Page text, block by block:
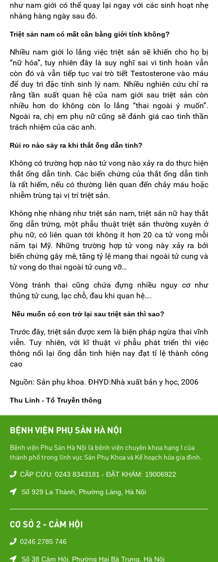
như nam giới có thể quay lại ngay với các sinh hoạt nhẹ
nhàng hàng ngày sau đó.
Triệt sản nam có mất cân bằng giới tính không?
Nhiều nam giới lo lắng việc triệt sản sẽ khiến cho họ bị
“nữ hóa”, tuy nhiên đây là suy nghĩ sai vì tinh hoàn vẫn
còn đó và vẫn tiếp tục vai trò tiết Testosterone vào máu
để duy trì đặc tính sinh lý nam. Nhiều nghiên cứu chỉ ra
rằng tần suất quan hệ của nam giới sau triệt sản còn
nhiều hơn do không còn lo lắng “thai ngoài ý muốn”.
Ngoài ra, chị em phụ nữ cũng sẽ đánh giá cao tinh thần
trách nhiệm của các anh.
Rủi ro nào sảy ra khi thắt ống dẫn tinh?
Không có trường hợp nào tử vong nào xảy ra do thực hiện
thắt ống dẫn tinh. Các biến chứng của thắt ống dẫn tinh
là rất hiếm, nếu có thường liên quan đến chảy máu hoặc
nhiễm trùng tại vị trí triệt sản.
Không nhẹ nhàng như triệt sản nam, triệt sản nữ hay thắt
ống dẫn trứng, một phẫu thuật triệt sản thường xuyên ở
phụ nữ, có liên quan tới không ít hơn 20 ca tử vong mỗi
năm tại Mỹ. Những trường hợp tử vong này xảy ra bởi
biến chứng gây mê, tăng tỷ lệ mang thai ngoài tử cung và
tử vong do thai ngoài tử cung vỡ…
Vòng tránh thai cũng chứa đựng nhiều nguy cơ như
thủng tử cung, lạc chỗ, đau khi quan hệ….
Nếu muốn có con trở lại sau triệt sản thì sao?
Trước đây, triệt sản được xem là biện pháp ngừa thai vĩnh
viễn. Tuy nhiên, với kĩ thuật vi phẫu phát triển thì việc
thông nối lại ống dẫn tinh hiện nay đạt tỉ lệ thành công
cao
Nguồn: Sản phụ khoa. ĐHYD:Nhà xuất bản y học, 2006
Thu Linh - Tổ Truyền thông
BỆNH VIỆN PHỤ SẢN HÀ NỘI
Bệnh viện Phụ Sản Hà Nội là bệnh viện chuyên khoa hạng I của
thành phố trong lĩnh vực Sản Phụ Khoa và Kế hoạch hóa gia đình.
CẤP CỨU: 0243 8343181 - ĐẶT KHÁM: 19006922
Số 929 La Thành, Phường Láng, Hà Nội
CƠ SỞ 2 - CẢM HỘI
0246 2785 746
Số 38 Cảm Hội, Phường Hai Bà Trưng, Hà Nội